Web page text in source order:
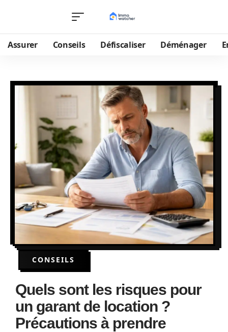
Assurer Conseils Défiscaliser Déménager
CONSEILS
Quels sont les risques pour
un garant de location ?
Précautions à prendre